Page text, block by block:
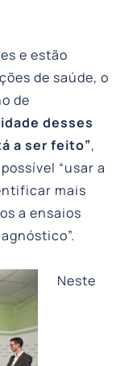
e estão
de saúde, o
de
desses
a ser feito”,
“usar a
mais
a ensaios
Neste